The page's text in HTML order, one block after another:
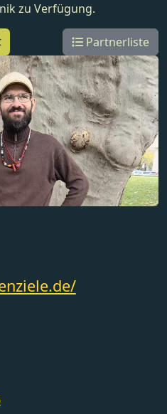
zu Verfügung.
Partnerliste